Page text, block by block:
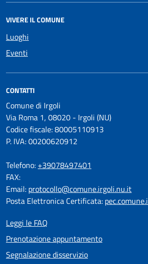
VIVERE IL COMUNE
Luoghi
Eventi
CONTATTI
Comune di Irgoli
Via Roma 1, 08020 - Irgoli (NU)
Codice fiscale: 80005110913
P. IVA: 00200620912
Telefono: +39078497401
FAX:
Email: protocollo@comune.irgoli.nu.it
Posta Elettronica Certificata:
Leggi le FAQ
Prenotazione appuntamento
Segnalazione disservizio